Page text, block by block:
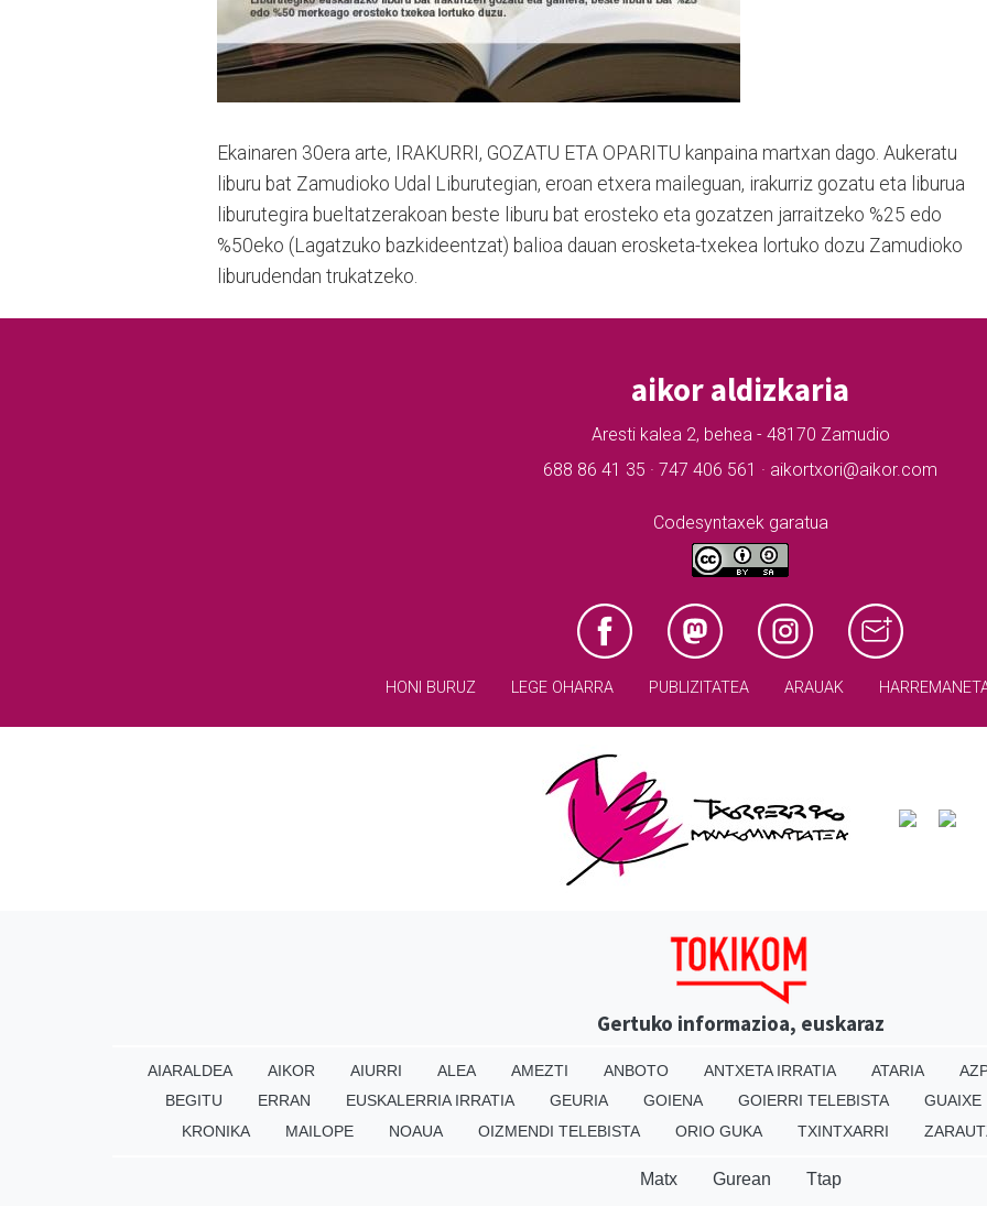
Ekainaren 30era arte, IRAKURRI, GOZATU ETA OPARITU kanpaina martxan dago. Aukeratu
liburu bat Zamudioko Udal Liburutegian, eroan etxera maileguan, irakurriz gozatu eta liburua
liburutegira bueltatzerakoan beste liburu bat erosteko eta gozatzen jarraitzeko %25 edo
%50eko (Lagatzuko bazkideentzat) balioa dauan erosketa-txekea lortuko dozu Zamudioko
liburudendan trukatzeko.
aikor aldizkaria
Aresti kalea 2, behea - 48170 Zamudio
688 86 41 35 · 747 406 561 · aikortxori@aikor.com
Codesyntaxek garatua
HONI BURUZ LEGE OHARRA PUBLIZITATEA ARAUAK
Gertuko informazioa, euskaraz
AIARALDEA AIKOR AIURRI ALEA AMEZTI ANBOTO ANTXETA IRRATIA ATARIA
BEGITU
ERRAN EUSKALERRIA IRRATIA GEURIA GOIENA GOIERRI TELEBISTA GUAIXE
KRONIKA
MAILOPE NOAUA OIZMENDI TELEBISTA ORIO GUKA TXINTXARRI
Matx Gurean Ttap